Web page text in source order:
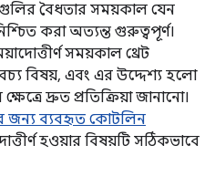
বৈধতার সময়কাল যেন
করা অত্যন্ত গুরুত্বপূর্ণ।
সময়কাল থ্রেট
বিষয়, এবং এর উদ্দেশ্য হলো
দ্রুত প্রতিক্রিয়া জানানো।
জন্য ব্যবহৃত কোটলিন
হওয়ার বিষয়টি সঠিকভাবে